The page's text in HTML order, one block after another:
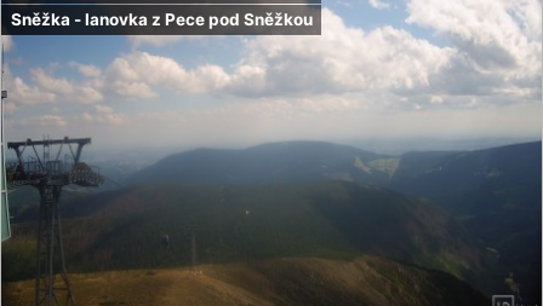
Sněžka - lanovka z Pece pod Sněžkou